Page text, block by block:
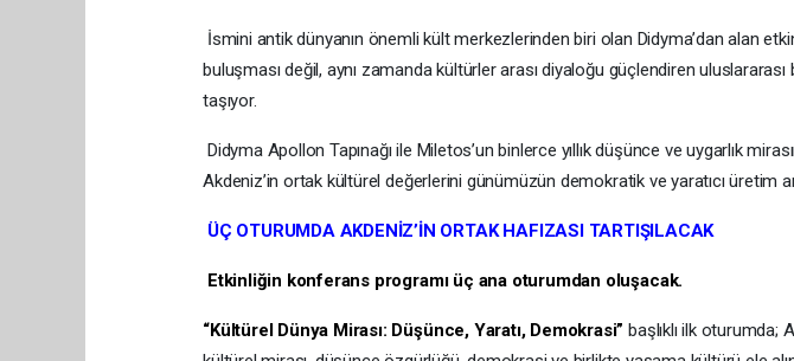
İsmini antik dünyanın önemli kült merkezlerinden biri olan Didyma’dan alan
buluşması değil, aynı zamanda kültürler arası diyaloğu güçlendiren
taşıyor.
Didyma Apollon Tapınağı ile Miletos’un binlerce yıllık düşünce ve uygarlık
Akdeniz’in ortak kültürel değerlerini günümüzün demokratik ve yaratıcı üretim
ÜÇ OTURUMDA AKDENİZ’İN ORTAK HAFIZASI TARTIŞILACAK
Etkinliğin konferans programı üç ana oturumdan oluşacak.
“Kültürel Dünya Mirası: Düşünce, Yaratı, Demokrasi”başlıklı ilk oturumda;